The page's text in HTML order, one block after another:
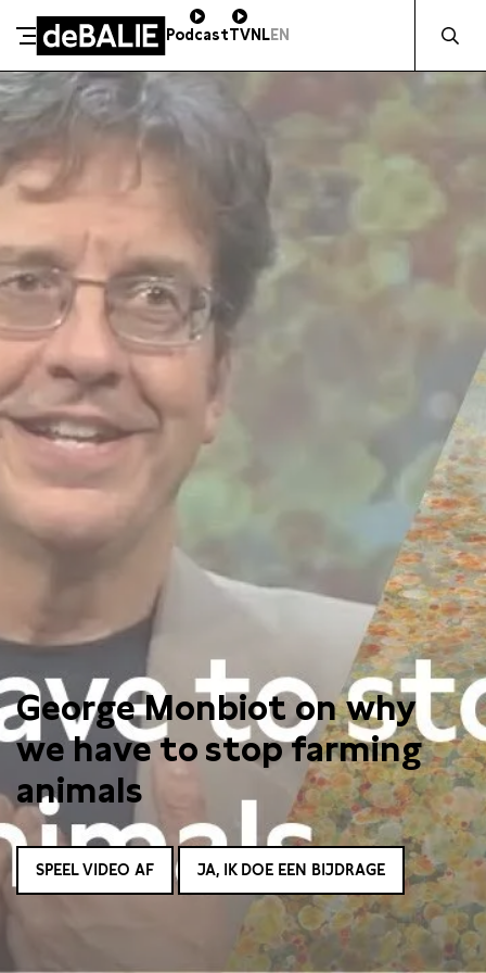
Meteen naar de content
De Balie
PodcastTVNLEN
SCHENK DIRECT
ZAKELIJK STEUNEN
Kleine-Gartmanplantsoen 10
Kassa
020 5535100
14:00–17:00
Café
020 5535100
10:00–00:00
George Monbiot on why
we have to stop farming
animals
SPEEL VIDEO AF JA, IK DOE EEN BIJDRAGE